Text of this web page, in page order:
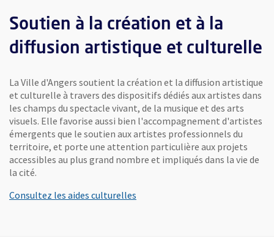
Soutien à la création et à la
diffusion artistique et culturelle
La Ville d'Angers soutient la création et la diffusion artistique
et culturelle à travers des dispositifs dédiés aux artistes dans
les champs du spectacle vivant, de la musique et des arts
visuels. Elle favorise aussi bien l'accompagnement d'artistes
émergents que le soutien aux artistes professionnels du
territoire, et porte une attention particulière aux projets
accessibles au plus grand nombre et impliqués dans la vie de
la cité.
Consultez les aides culturelles